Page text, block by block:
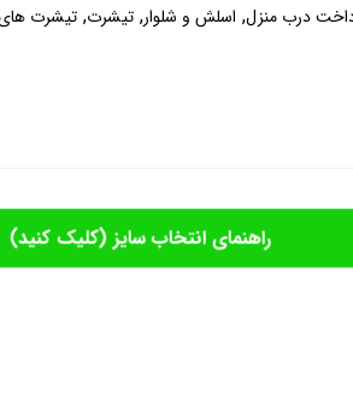
درب منزل, اسلش و شلوار, تیشرت, تیشرت
راهنمای انتخاب سایز (کلیک کنید)